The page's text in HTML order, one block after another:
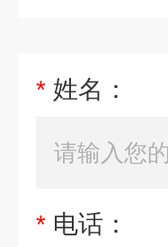
* 姓名：
* 电话：